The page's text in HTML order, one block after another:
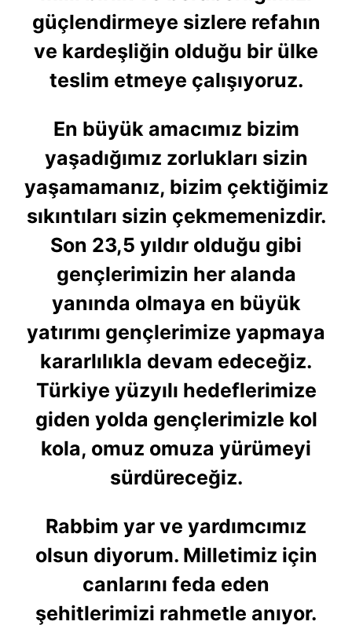
verileriniz işlenmekte olup gerekli olan çerezler bilgi
kullanılmaktadır. Diğer çerezler, sitemizin daha işlevsel
kılınması ve kişiselleştirilmesi ve sizlere yönelik
reklam/pazarlama faaliyetlerinin yapılması, amaçlarıyla
Çerezlere ilişkin tercihlerinizi aşağıda yer alan panel
vasıtasıyla belirleyebilirsiniz. Çerezlere ilişkin detaylı bilgi
için Ayarlar butonuna tıklayabilir,Çerez Bilgilendirme
Metnimizi
ziyaret edebilirsiniz.
6698 sayılı Kişisel Verilerin Korunması Kanunu uyarınca
hazırlanmış Aydınlatma Metnimizi okumak ve sitemizde
ilgili mevzuata uygun olarak kullanılan çerezlerle ilgili bilgi
almak için lütfentıklayınız.
güçlendirmeye sizlere refahın
ve kardeşliğin olduğu bir ülke
teslim etmeye çalışıyoruz.
En büyük amacımız bizim
yaşadığımız zorlukları sizin
yaşamamanız, bizim çektiğimiz
sıkıntıları sizin çekmemenizdir.
Son 23,5 yıldır olduğu gibi
gençlerimizin her alanda
yanında olmaya en büyük
yatırımı gençlerimize yapmaya
kararlılıkla devam edeceğiz.
Türkiye yüzyılı hedeflerimize
giden yolda gençlerimizle kol
kola, omuz omuza yürümeyi
sürdüreceğiz.
Rabbim yar ve yardımcımız
olsun diyorum. Milletimiz için
canlarını feda eden
şehitlerimizi rahmetle anıyor.